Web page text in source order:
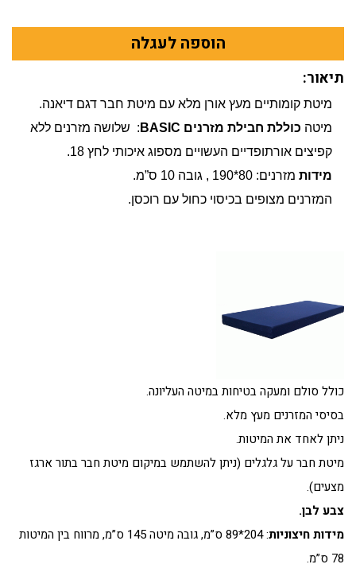
תיאור:
מיטת קומותיים מעץ אורן מלא עם מיטת חבר דגם דיאנה.
מיטה כוללת חבילת מזרנים BASIC
: שלושה מזרנים ללא
קפיצים אורתופדיים העשויים מספוג איכותי לחץ 18.
מידות מזרנים: 80*190 , גובה 10 ס”מ.
המזרנים מצופים בכיסוי כחול עם רוכסן.
כולל סולם ומעקה בטיחות במיטה העליונה.
בסיסי המזרנים מעץ מלא.
ניתן לאחד את המיטות.
מיטת חבר על גלגלים (ניתן להשתמש במיקום מיטת חבר בתור ארגז
מצעים).
צבע לבן.
מידותחיצוניות
: 204*89 ס”מ, גובה מיטה 145 ס”מ, מרווח בין המיטות
78 ס”מ.